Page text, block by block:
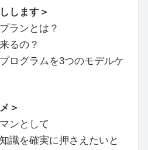
します＞
ランとは？
るの？
ログラムを3つのモデルケ
＞
ンとして
識を確実に押さえたいと